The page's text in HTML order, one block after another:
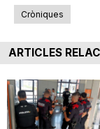
Cròniques
ARTICLES